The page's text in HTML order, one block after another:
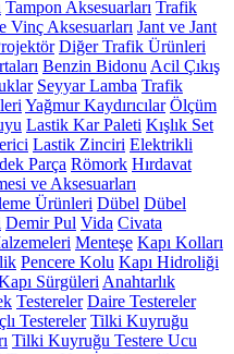
Tampon Aksesuarları Trafik
Vinç Aksesuarları Jant ve Jant
Diğer Trafik Ürünleri
Benzin Bidonu Acil Çıkış
Seyyar Lamba Trafik
Yağmur Kaydırıcılar Ölçüm
Lastik Kar Paleti Kışlık Set
Lastik Zinciri Elektrikli
Parça Römork Hırdavat
ve Aksesuarları
Ürünleri Dübel Dübel
Demir Pul Vida Civata
Menteşe Kapı Kolları
Pencere Kolu Kapı Hidroliği
Sürgüleri Anahtarlık
Testereler Daire Testereler
Testereler Tilki Kuyruğu
Tilki Kuyruğu Testere Ucu